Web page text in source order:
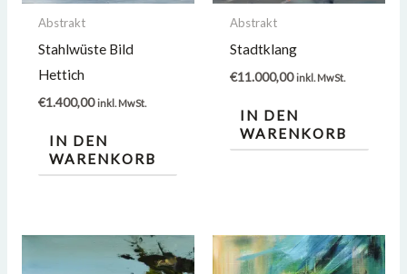
Abstrakt
Stahlwüste Bild
Hettich
€1.400,00 inkl. MwSt.
IN DEN
WARENKORB
Abstrakt
Stadtklang
€11.000,00 inkl. MwSt.
IN DEN
WARENKORB